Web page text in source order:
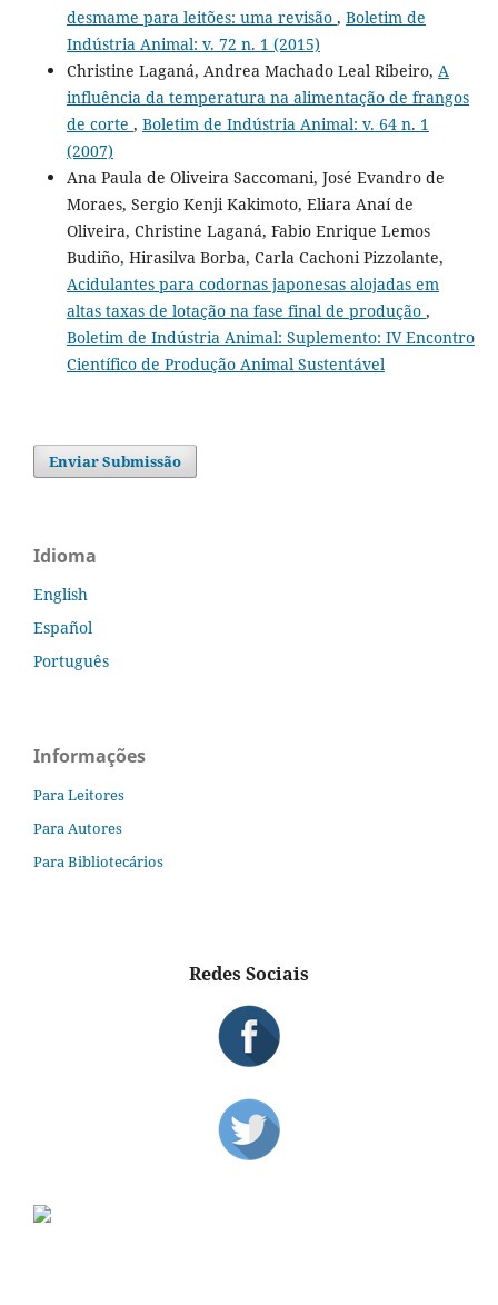
desmame para leitões: uma revisão , Boletim de
Indústria Animal: v. 72 n. 1 (2015)
Christine Laganá, Andrea Machado Leal Ribeiro, A
influência da temperatura na alimentação de frangos
de corte , Boletim de Indústria Animal: v. 64 n. 1
(2007)
Ana Paula de Oliveira Saccomani, José Evandro de
Moraes, Sergio Kenji Kakimoto, Eliara Anaí de
Oliveira, Christine Laganá, Fabio Enrique Lemos
Budiño, Hirasilva Borba, Carla Cachoni Pizzolante,
Acidulantes para codornas japonesas alojadas em
altas taxas de lotação na fase final de produção ,
Boletim de Indústria Animal: Suplemento: IV Encontro
Científico de Produção Animal Sustentável
Enviar Submissão
Idioma
English
Español
Português
Informações
Para Leitores
Para Autores
Para Bibliotecários
Redes Sociais